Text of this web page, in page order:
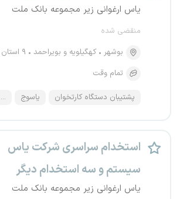
یاس ارغوانی زیر مجموعه بانک ملت
منقضی شده
بوشهر
کهگیلویه و بویراحمد
۹ استان دیگر
تمام وقت
پشتیبان دستگاه کارتخوان یاسوج ...
استخدام سراسری شرکت یاس
سیستم و سه استخدام دیگر
یاس ارغوانی زیر مجموعه بانک ملت